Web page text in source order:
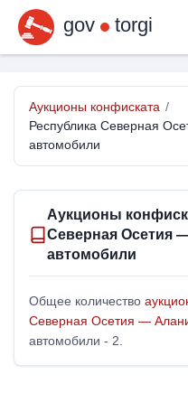
gov torgi
Аукционы конфиската /
Республика Северная
автомобили
Аукционы
Северная Осетия
автомобили
Общее количество
Северная Осетия —
автомобили - 2.